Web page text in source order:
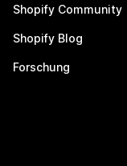
Shopify Community
Shopify Blog
Forschung